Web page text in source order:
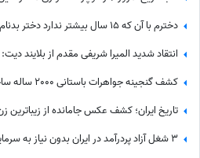
دخترم با آن که ۱۵ سال بیشتر ندارد دختر بدنام شهر لقب گرفته!